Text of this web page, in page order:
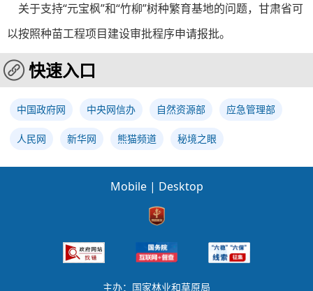
关于支持“元宝枫”和“竹柳”树种繁育基地的问题，甘肃省可
以按照种苗工程项目建设审批程序申请报批。
快速入口
中国政府网 中央网信办 自然资源部 应急管理部
人民网 新华网 熊猫频道 秘境之眼
Mobile | Desktop
主办：国家林业和草原局